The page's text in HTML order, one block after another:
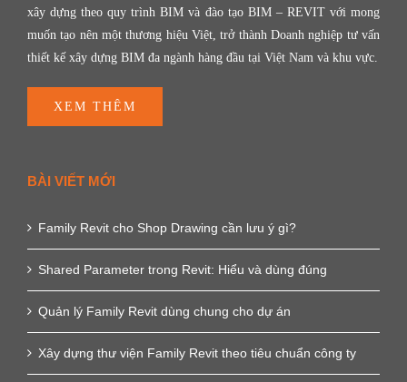
xây dựng theo quy trình BIM và đào tạo BIM – REVIT với mong
muốn tạo nên một thương hiệu Việt, trở thành Doanh nghiệp tư vấn
thiết kế xây dựng BIM đa ngành hàng đầu tại Việt Nam và khu vực.
XEM THÊM
BÀI VIẾT MỚI
Family Revit cho Shop Drawing cần lưu ý gì?
Shared Parameter trong Revit: Hiểu và dùng đúng
Quản lý Family Revit dùng chung cho dự án
Xây dựng thư viện Family Revit theo tiêu chuẩn công ty